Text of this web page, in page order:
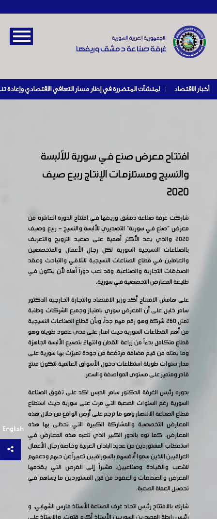
أخبار الاقتصاد |
English
افتتاح معرض صنع في سورية للألبسة
والنسيج ومستلزمات الإنتاج ربيع صيف
2020
شاركت غرفة صناعة دمشق وريفها في افتتاح الدورة العاشرة من
معرض "صنع في سورية" التصديري للألبسة والنسيج - ربيع وصيف
٢٠٢٠ والذي يعد الأكثر أهمية على صعيد الترويج والتعريف
بالصناعات النسيجية السورية لكل رجال الأعمال والمتخصصين
والعاملين في قطاع الصناعات النسيجية للتلاقي والتباحث وعقد
الصفقات التجارية والصناعية، وقد لعب دوراً أهله لأن يكون في
طليعة المعارض التخصصية في سورية.
على هامش الافتتاح أكد وزير الاقتصاد والتجارة الخارجية الدكتور
سامر خليل على أن المعرض سوري بامتياز وجميع الشركات وطنية
تمثل 260 شركة وهو رقم مهم جداً، وبأن قطاع الصناعات النسيجية
من أهم القطاعات السورية حيث امتاز على مدى عقود طويلة وهو
قطاع متكامل بدءاً من زراعة القطن وانتهاءً بتصنيع الألبسة الجاهزة
وما يمثله من قيم مضافة مرتفعة من جودة تميزت بها سورية على
مدار سنوات طويلة استطاعات دخول الأسواق العالمية لتكون منتج
قادر ومتميز على مستوى المواصفة والسعر.
بدوره رئيس الغرفة الدكتور سامر الدبس اكد على تفوق الصناعة
السورية رغم السنوات الصعبة التي مرت على سورية حيث استطاع
قطاع الصناعة الانتصار وهو ما ترجم على أرض الواقع من خلال هذه
المعارض التخصصية والمشاركة الكبيرة التي تحظى بها هذه
المعارض، كما نوه بالدور الكبير الذي تلعبه هذه المعارض في
استقطاب المستوردين من عديد البلدان العربية وخاصة رجال الأعمال
العراقيين اللذين سموا أنفسهم بالسوراقيين تعبيراً عن حبهم ودعمهم
للشعب والقيادة وصناعيين. مشيراً إلى الفرص التي يقدمها
المعرض والصفقات والعقود من قبل المستوردين ما يساهم في
تحصيل العملة الصعبة.
شارك بالافتتاح رئيس اتحاد غرف الصناعة الأستاذ فارس الشهابي، و